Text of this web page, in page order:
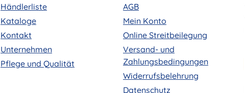
Händlerliste
Kataloge
Kontakt
Unternehmen
Pflege und Qualität
AGB
Mein Konto
Online Streitbeilegung
Versand- und
Zahlungsbedingungen
Widerrufsbelehrung
Datenschutz